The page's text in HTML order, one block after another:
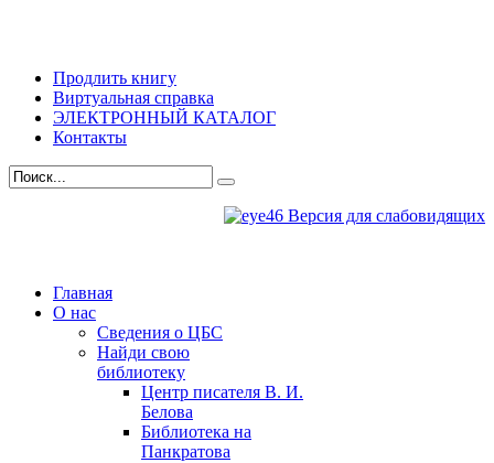
Продлить книгу
Виртуальная справка
ЭЛЕКТРОННЫЙ КАТАЛОГ
Контакты
Версия для слабовидящих
Главная
О нас
Сведения о ЦБС
Найди свою
библиотеку
Центр писателя В. И.
Белова
Библиотека на
Панкратова